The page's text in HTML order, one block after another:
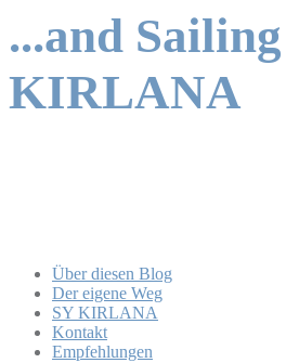
...and Sailing
KIRLANA
Über diesen Blog
Der eigene Weg
SY KIRLANA
Kontakt
Empfehlungen